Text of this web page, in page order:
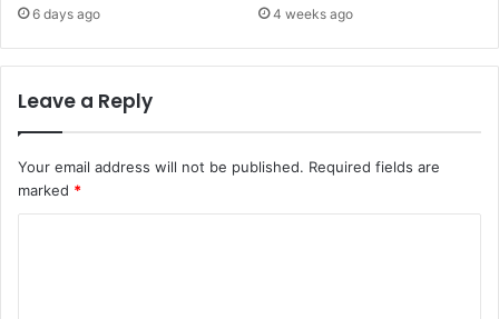
6 days ago 4 weeks ago
Leave a Reply
Your email address will not be published. Required fields are
marked *